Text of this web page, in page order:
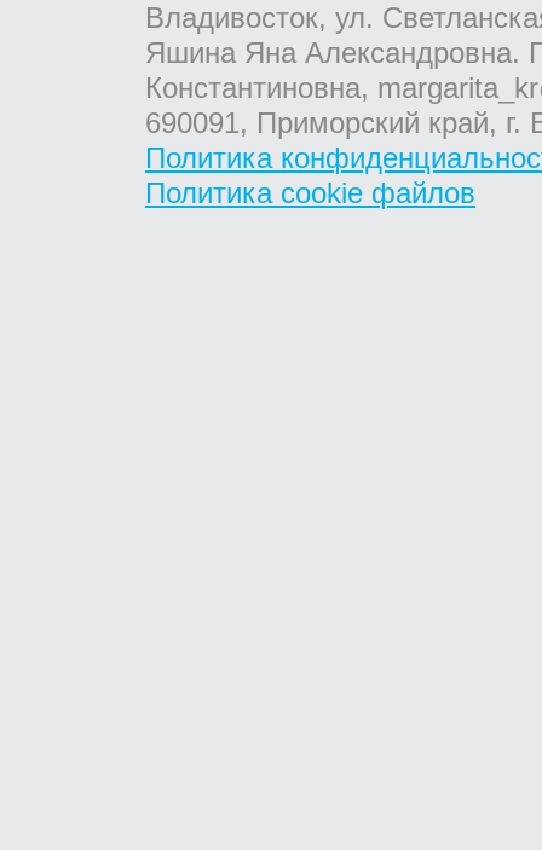
Владивосток, ул.
Яшина Яна Александровна.
Константиновна,
690091, Приморский край,
Политика
Политика cookie файлов